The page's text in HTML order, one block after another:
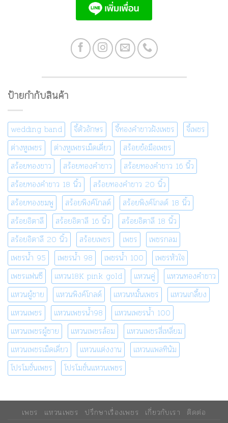
ป้ายกำกับสินค้า
wedding band จี้ตัวอักษร จี้ทองคำขาวฝังเพชร
จี้เพชร
ต่างหูเพชร
ต่างหูเพชรเม็ดเดี่ยว
สร้อยข้อมือเพชร
สร้อยทองขาว
สร้อยทองคำขาว
สร้อยทองคำขาว 16 นิ้ว
สร้อยทองคำขาว 18 นิ้ว
สร้อยทองคำขาว 20 นิ้ว
สร้อยทองชมพู
สร้อยพิงค์โกลด์
สร้อยพิงค์โกลด์ 18 นิ้ว
สร้อยอิตาลี
สร้อยอิตาลี 16 นิ้ว
สร้อยอิตาลี 18 นิ้ว
สร้อยอิตาลี 20 นิ้ว
สร้อยเพชร เพชร
เพชรกลม
เพชรน้ำ 95
เพชรน้ำ 98 เพชรน้ำ 100
เพชรหัวใจ
เพชรแฟนซี
แหวน18K pink gold แหวนคู่
แหวนทองคำขาว
แหวนผู้ชาย
แหวนพิงค์โกลด์ แหวนหมั้นเพชร
แหวนเกลี้ยง
แหวนเพชร
แหวนเพชรน้ำ98
แหวนเพชรน้ำ 100
แหวนเพชรผู้ชาย
แหวนเพชรล้อม
แหวนเพชรสี่เหลี่ยม
แหวนเพชรเม็ดเดี่ยว
แหวนแต่งงาน
แหวนแพลทินัม
โปรโมชั่นเพชร
โปรโมชั่นแหวนเพชร
เพชร แหวนเพชร ปรึกษาเรื่องเพชร เกี่ยวกับเรา ติดต่อ